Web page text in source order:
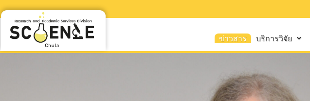
ข่าวสาร บริการวิจัย